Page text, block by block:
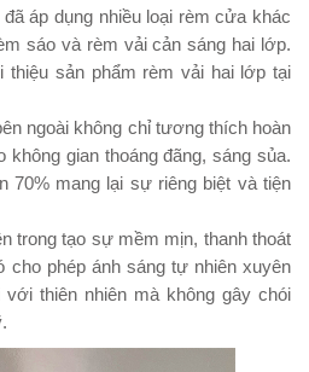
áp dụng nhiều loại rèm cửa khác
sáo và rèm vải cản sáng hai lớp.
thiệu sản phẩm rèm vải hai lớp tại
ngoài không chỉ tương thích hoàn
không gian thoáng đãng, sáng sủa.
70% mang lại sự riêng biệt và tiện
trong tạo sự mềm mịn, thanh thoát
cho phép ánh sáng tự nhiên xuyên
thiên nhiên mà không gây chói